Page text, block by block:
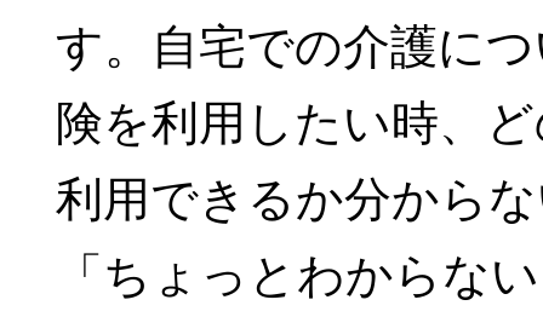
す。自宅での介護に
険を利用したい時、
利用できるか分から
「ちょっとわからな